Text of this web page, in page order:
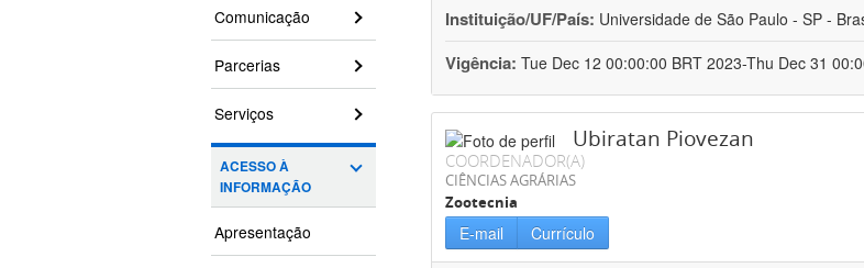
Comunicação
Parcerias
Serviços
ACESSO À
INFORMAÇÃO
Apresentação
Instituição/UF/País: Universidade de São Paulo - SP -
Vigência: Tue Dec 12 00:00:00 BRT 2023-Thu Dec 31
Ubiratan Piovezan
COORDENADOR(A)
CIÊNCIAS AGRÁRIAS
Zootecnia
E-mail Currículo